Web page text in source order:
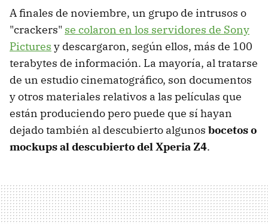
A finales de noviembre, un grupo de intrusos o
"crackers" se colaron en los servidores de Sony
Pictures y descargaron, según ellos, más de 100
terabytes de información. La mayoría, al tratarse
de un estudio cinematográfico, son documentos
y otros materiales relativos a las películas que
están produciendo pero puede que sí hayan
dejado también al descubierto algunos bocetos o
mockups al descubierto del Xperia Z4.